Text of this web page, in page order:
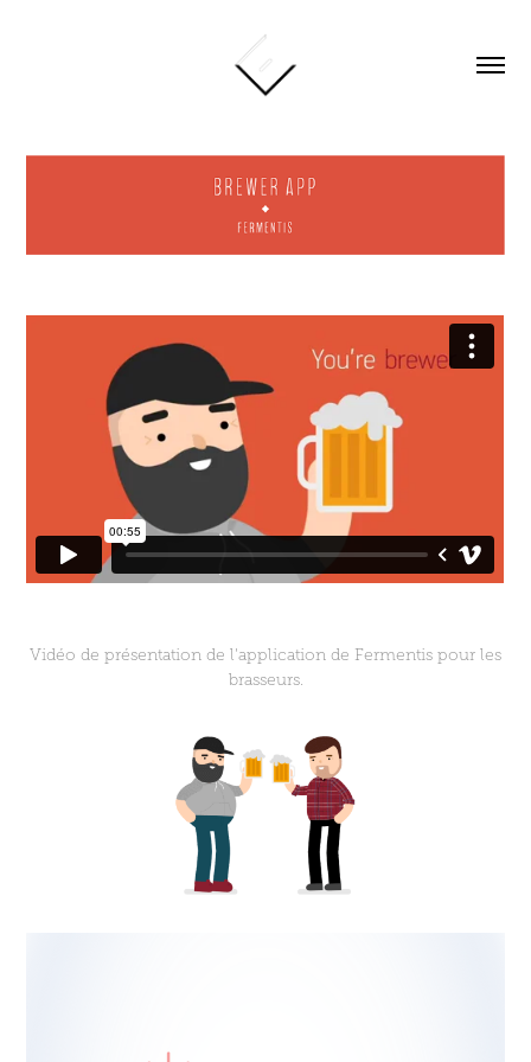
Vidéo de présentation de l'application de Fermentis pour les
brasseurs.